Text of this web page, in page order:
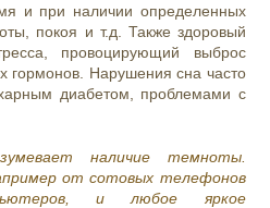
и при наличии определенных
покоя и т.д. Также здоровый
провоцирующий выброс
гормонов. Нарушения сна часто
диабетом, проблемами с
наличие темноты.
от сотовых телефонов
и любое яркое